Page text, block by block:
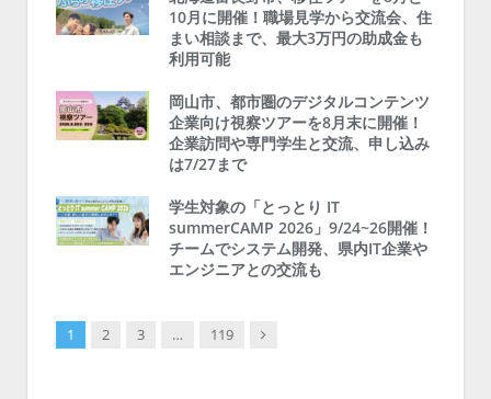
10月に開催！職場見学から交流会、住
まい相談まで、最大3万円の助成金も
利用可能
岡山市、都市圏のデジタルコンテンツ
企業向け視察ツアーを8月末に開催！
企業訪問や専門学生と交流、申し込み
は7/27まで
学生対象の「とっとり IT
summerCAMP 2026」9/24~26開催！
チームでシステム開発、県内IT企業や
エンジニアとの交流も
1 2 3 … 119 Next